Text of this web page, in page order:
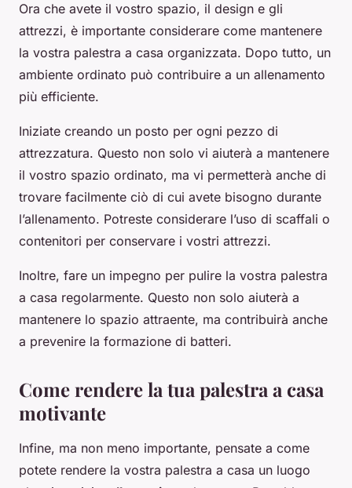
Ora che avete il vostro spazio, il design e gli
attrezzi, è importante considerare come mantenere
la vostra palestra a casa organizzata. Dopo tutto, un
ambiente ordinato può contribuire a un allenamento
più efficiente.
Iniziate creando un posto per ogni pezzo di
attrezzatura. Questo non solo vi aiuterà a mantenere
il vostro spazio ordinato, ma vi permetterà anche di
trovare facilmente ciò di cui avete bisogno durante
l’allenamento. Potreste considerare l’uso di scaffali o
contenitori per conservare i vostri attrezzi.
Inoltre, fare un impegno per pulire la vostra palestra
a casa regolarmente. Questo non solo aiuterà a
mantenere lo spazio attraente, ma contribuirà anche
a prevenire la formazione di batteri.
Come rendere la tua palestra a casa
motivante
Infine, ma non meno importante, pensate a come
potete rendere la vostra palestra a casa un luogo